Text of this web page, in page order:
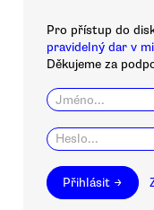
Pro přístup do
pravidelný dar v
Děkujeme za
Přihlásit →